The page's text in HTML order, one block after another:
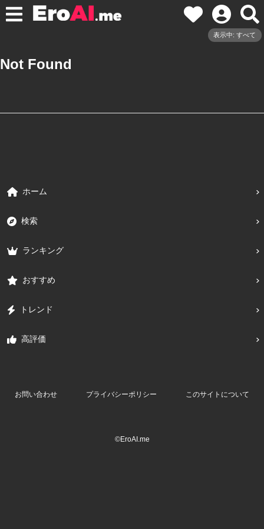
表示中: すべて
Not Found
ホーム
検索
ランキング
おすすめ
トレンド
高評価
お問い合わせ プライバシーポリシー このサイトについて
©EroAI.me